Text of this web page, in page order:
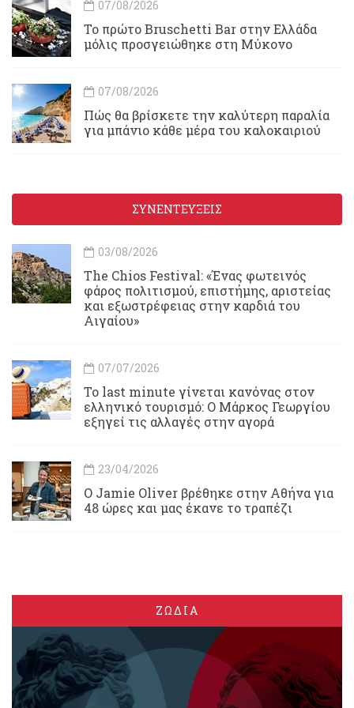
07/08/2026
Το πρώτο Bruschetti Bar στην Ελλάδα
μόλις προσγειώθηκε στη Μύκονο
07/08/2026
Πώς θα βρίσκετε την καλύτερη παραλία
για μπάνιο κάθε μέρα του καλοκαιριού
ΣΥΝΕΝΤΕΥΞΕΙΣ
03/08/2026
Τhe Chios Festival: «Ένας φωτεινός
φάρος πολιτισμού, επιστήμης, αριστείας
και εξωστρέφειας στην καρδιά του
Αιγαίου»
07/07/2026
Το last minute γίνεται κανόνας στον
ελληνικό τουρισμό: Ο Μάρκος Γεωργίου
εξηγεί τις αλλαγές στην αγορά
23/04/2026
Ο Jamie Oliver βρέθηκε στην Αθήνα για
48 ώρες και μας έκανε το τραπέζι
ΖΩΔΙΑ